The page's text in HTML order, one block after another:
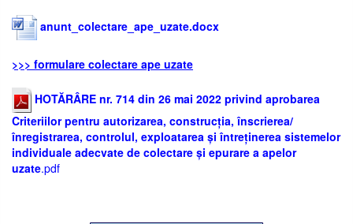
anunt_colectare_ape_uzate.docx
>>> formulare colectare ape uzate
HOTĂRÂRE nr. 714 din 26 mai 2022 privind aprobarea
Criteriilor pentru autorizarea, construcția, înscrierea/
înregistrarea, controlul, exploatarea și întreținerea sistemelor
individuale adecvate de colectare și epurare a apelor
uzate.pdf